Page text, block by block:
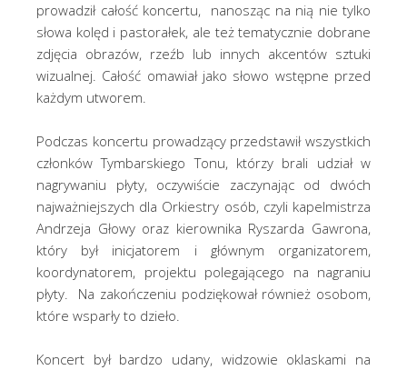
prowadził całość koncertu, nanosząc na nią nie tylko
słowa kolęd i pastorałek, ale też tematycznie dobrane
zdjęcia obrazów, rzeźb lub innych akcentów sztuki
wizualnej. Całość omawiał jako słowo wstępne przed
każdym utworem.
Podczas koncertu prowadzący przedstawił wszystkich
członków Tymbarskiego Tonu, którzy brali udział w
nagrywaniu płyty, oczywiście zaczynając od dwóch
najważniejszych dla Orkiestry osób, czyli kapelmistrza
Andrzeja Głowy oraz kierownika Ryszarda Gawrona,
który był inicjatorem i głównym organizatorem,
koordynatorem, projektu polegającego na nagraniu
płyty. Na zakończeniu podziękował również osobom,
które wsparły to dzieło.
Koncert był bardzo udany, widzowie oklaskami na